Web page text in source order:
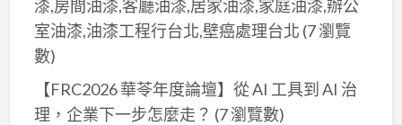
漆,房間油漆,客廳油漆,居家油漆,家庭油漆,辦公
室油漆,油漆工程行台北,壁癌處理台北 (7 瀏覽
數)
【FRC2026 華苓年度論壇】從 AI 工具到 AI 治
理，企業下一步怎麼走？ (7 瀏覽數)